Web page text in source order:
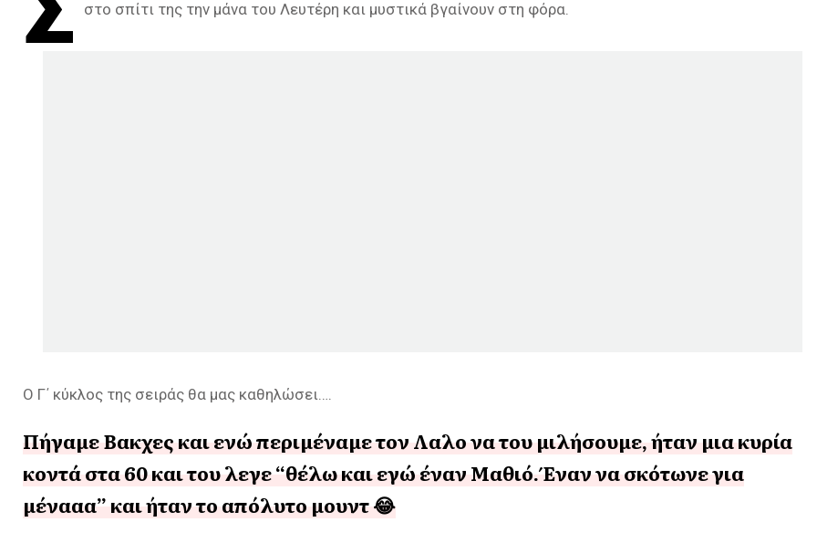
στο σπίτι της την μάνα του Λευτέρη και μυστικά βγαίνουν στη φόρα.
Ο Γ΄ κύκλος της σειράς θα μας καθηλώσει….
Πήγαμε Βακχες και ενώ περιμέναμε τον Λαλο να του μιλήσουμε, ήταν μια κυρία
κοντά στα 60 και του λεγε “θέλω και εγώ έναν Μαθιό. Έναν να σκότωνε για
μένααα” και ήταν το απόλυτο μουντ 😂